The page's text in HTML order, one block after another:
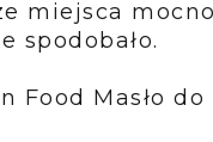
miejsca
spodobało.
Food Masło do